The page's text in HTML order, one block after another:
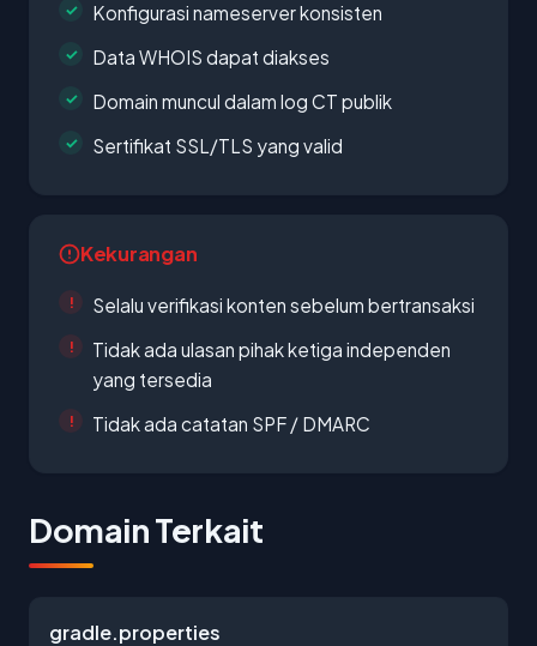
Konfigurasi nameserver konsisten
Data WHOIS dapat diakses
Domain muncul dalam log CT publik
Sertifikat SSL/TLS yang valid
Kekurangan
Selalu verifikasi konten sebelum bertransaksi
Tidak ada ulasan pihak ketiga independen
yang tersedia
Tidak ada catatan SPF / DMARC
Domain Terkait
gradle.properties